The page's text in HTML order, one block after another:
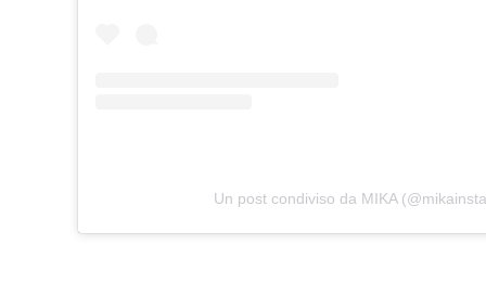
Un post condiviso da MIKA